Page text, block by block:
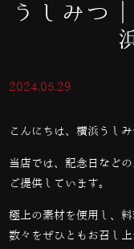
うしみつ
2024.05.29
こんにちは、横浜うしみ
当店では、記念日など
ご提供しています。
極上の素材を使用し、
数々をぜひともお召し上